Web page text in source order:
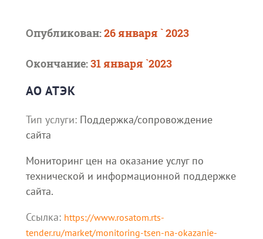
Опубликован:26 января ` 2023
Окончание:31 января `2023
АО АТЭК
Тип услуги: Поддержка/сопровождение
сайта
Мониторинг цен на оказание услуг по
технической и информационной поддержке
сайта.
Ссылка: https://www.rosatom.rts-
tender.ru/market/monitoring-tsen-na-okazanie-